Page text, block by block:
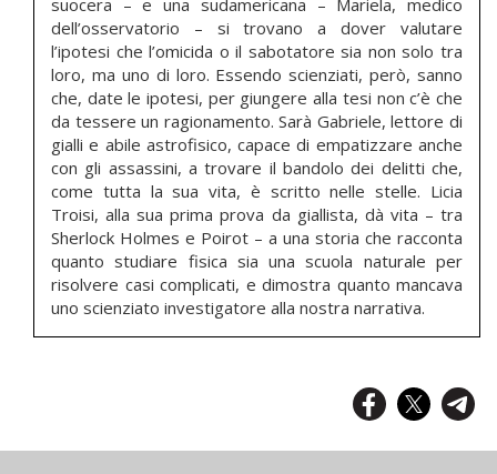
dell’osservatorio – si trovano a dover valutare
l’ipotesi che l’omicida o il sabotatore sia non solo tra
loro, ma uno di loro. Essendo scienziati, però, sanno
che, date le ipotesi, per giungere alla tesi non c’è che
da tessere un ragionamento. Sarà Gabriele, lettore di
gialli e abile astrofisico, capace di empatizzare anche
con gli assassini, a trovare il bandolo dei delitti che,
come tutta la sua vita, è scritto nelle stelle. Licia
Troisi, alla sua prima prova da giallista, dà vita – tra
Sherlock Holmes e Poirot – a una storia che racconta
quanto studiare fisica sia una scuola naturale per
risolvere casi complicati, e dimostra quanto mancava
uno scienziato investigatore alla nostra narrativa.